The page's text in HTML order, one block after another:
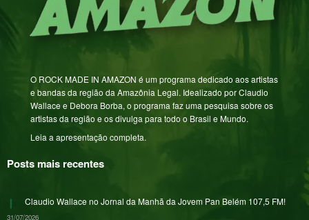
O ROCK MADE IN AMAZON é um programa dedicado aos artistas
e bandas da região da Amazônia Legal. Idealizado por Claudio
Wallace e Debora Borba, o programa faz uma pesquisa sobre os
artistas da região e os divulga para todo o Brasil e Mundo.
Leia a apresentação completa.
Posts mais recentes
Claudio Wallace no Jornal da Manhã da Jovem Pan Belém 107,5 FM!
31/07/2026